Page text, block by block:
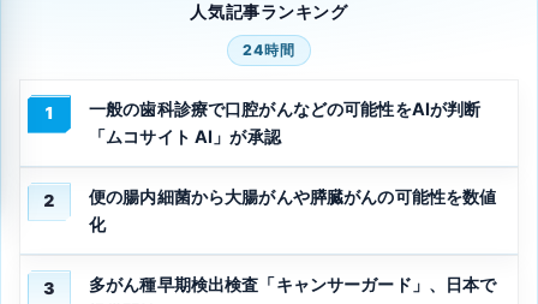
人気記事ランキング
24時間
1
一般の歯科診療で口腔がんなどの可能性をAIが判断
「ムコサイト AI」が承認
2
便の腸内細菌から大腸がんや膵臓がんの可能性を数値
化
3
多がん種早期検出検査「キャンサーガード」、日本で